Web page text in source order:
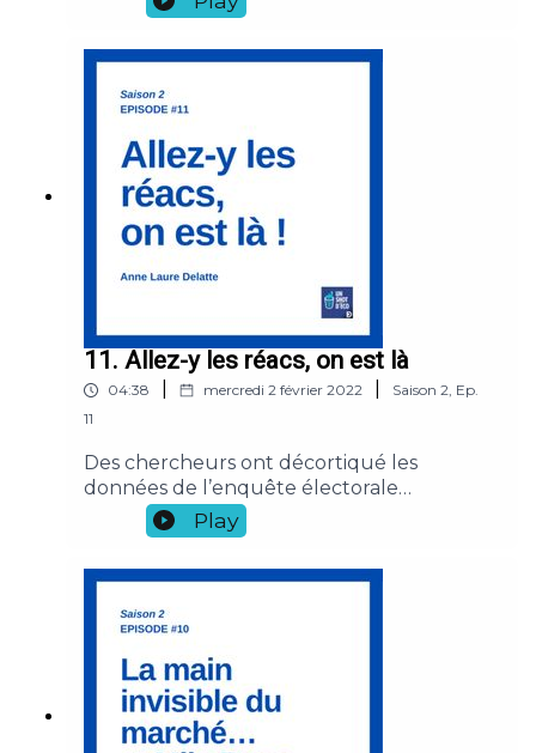
X. Ragot « Que peut encore faire la Banque
centrale européenne ? », Note du Conseil
d’Analyse Economique (2021)
11. Allez-y les réacs, on est là
04:38 mercredi 2 février 2022 Saison 2, Ep.
11
Des chercheurs ont décortiqué les
données de l’enquête électorale
américaine ANES de 1992 et de 2016 : 65 %
des anti-féministes soutiennent
l’avortement, contre 76 % chez les
féministes. Et une bataille des idées de
gagnée ! Respect !Références : Laurel
Elder, Steven Greene and Mary-Kate
Lizotte “Feminist and Anti-feminist
Identification in the 21st Century United
States”, Journal of Women, Politics and
Policy (2021).
Play